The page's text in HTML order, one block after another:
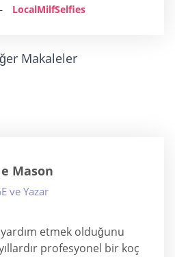
LocalMilfSelfies
Makaleler
Mason
ve Yazar
etmek olduğunu
profesyonel bir koç